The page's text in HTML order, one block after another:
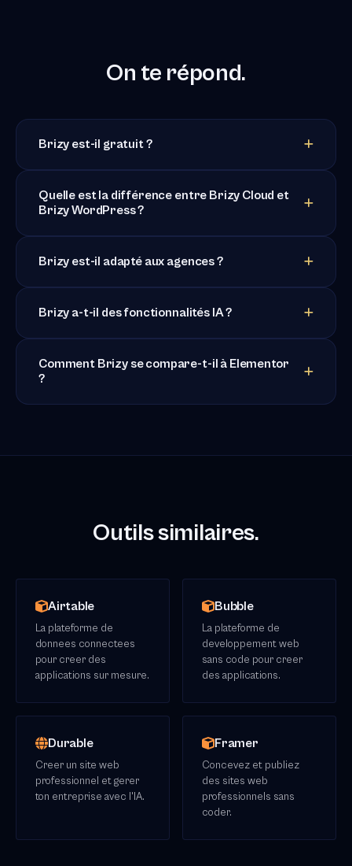
On te répond.
Brizy est-il gratuit ?
Quelle est la différence entre Brizy Cloud et
Brizy WordPress ?
Brizy est-il adapté aux agences ?
Brizy a-t-il des fonctionnalités IA ?
Comment Brizy se compare-t-il à Elementor
?
Outils similaires.
Airtable
La plateforme de
donnees connectees
pour creer des
applications sur mesure.
Bubble
La plateforme de
developpement web
sans code pour creer
des applications.
Durable
Creer un site web
professionnel et gerer
ton entreprise avec l'IA.
Framer
Concevez et publiez
des sites web
professionnels sans
coder.